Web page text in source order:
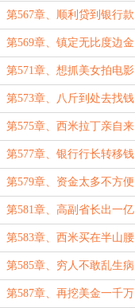
第567章、顺利贷到银行款
第569章、镇定无比度边金
第571章、想抓美女拍电影
第573章、八斤到处去找钱
第575章、西米拉丁亲自来
第577章、银行行长转移钱
第579章、资金太多不方便
第581章、高副省长出一亿
第583章、西米买在半山腰
第585章、穷人不敢乱生病
第587章、再挖美金一千万